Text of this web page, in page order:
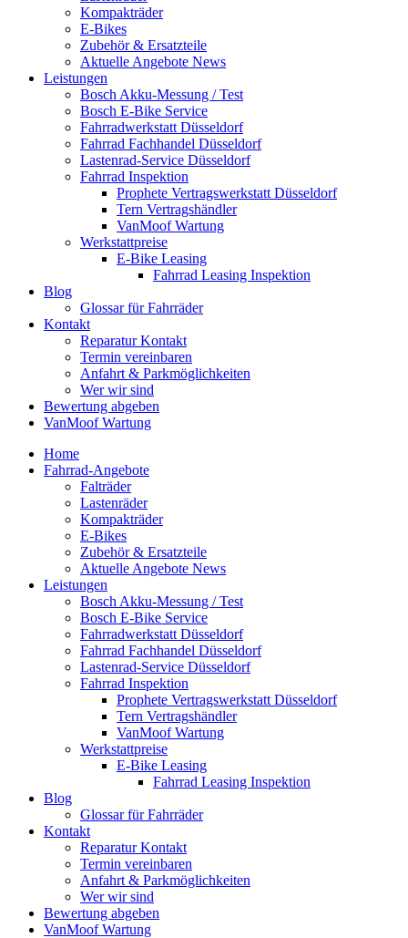
Kompakträder
E-Bikes
Zubehör & Ersatzteile
Aktuelle Angebote News
Leistungen
Bosch Akku-Messung / Test
Bosch E-Bike Service
Fahrradwerkstatt Düsseldorf
Fahrrad Fachhandel Düsseldorf
Lastenrad-Service Düsseldorf
Fahrrad Inspektion
Prophete Vertragswerkstatt Düsseldorf
Tern Vertragshändler
VanMoof Wartung
Werkstattpreise
E-Bike Leasing
Fahrrad Leasing Inspektion
Blog
Glossar für Fahrräder
Kontakt
Reparatur Kontakt
Termin vereinbaren
Anfahrt & Parkmöglichkeiten
Wer wir sind
Bewertung abgeben
VanMoof Wartung
Home
Fahrrad-Angebote
Falträder
Lastenräder
Kompakträder
E-Bikes
Zubehör & Ersatzteile
Aktuelle Angebote News
Leistungen
Bosch Akku-Messung / Test
Bosch E-Bike Service
Fahrradwerkstatt Düsseldorf
Fahrrad Fachhandel Düsseldorf
Lastenrad-Service Düsseldorf
Fahrrad Inspektion
Prophete Vertragswerkstatt Düsseldorf
Tern Vertragshändler
VanMoof Wartung
Werkstattpreise
E-Bike Leasing
Fahrrad Leasing Inspektion
Blog
Glossar für Fahrräder
Kontakt
Reparatur Kontakt
Termin vereinbaren
Anfahrt & Parkmöglichkeiten
Wer wir sind
Bewertung abgeben
VanMoof Wartung